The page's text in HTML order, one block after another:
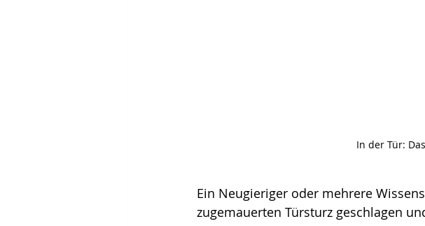
In der Tür:
Ein Neugieriger oder mehrere
zugemauerten Türsturz geschlagen